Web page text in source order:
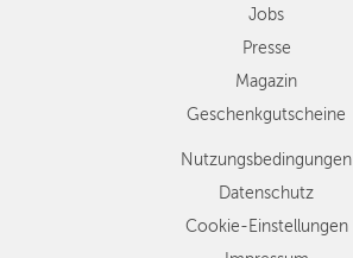
Jobs
Presse
Magazin
Geschenkgutscheine
Nutzungsbedingungen
Datenschutz
Cookie-Einstellungen